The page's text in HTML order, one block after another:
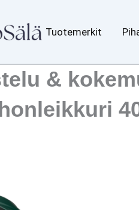
Tuotemerkit
&